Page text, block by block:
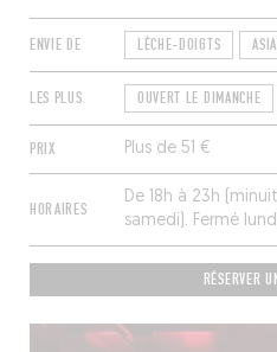
ENVIE DE LÈCHE-DOIGTS
LES PLUS OUVERT LE DIMANCHE
PRIX Plus de 51 €
HORAIRES
De 18h à 23h
samedi). Fermé
RÉSERVER